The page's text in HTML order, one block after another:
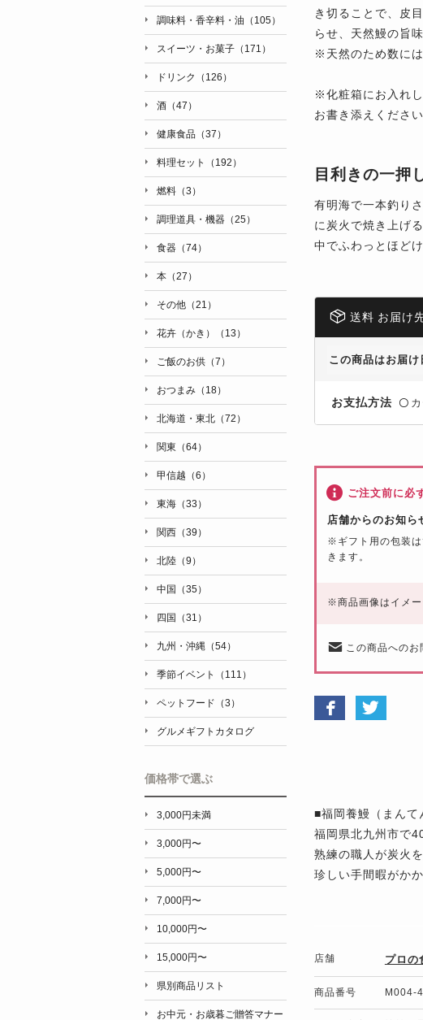
き切ることで、皮
らせ、天然鰻の旨
※天然のため数には
※化粧箱にお入れ
お書き添えください
目利きの一押
有明海で一本釣り
に炭火で焼き上げ
中でふわっとほど
送料 お届け
この商品はお届
お支払方法 〇
ご注文前に必
店舗からのお知ら
※ ギフト用の包装
きます。
※商品画像はイメー
この商品へのお
■福岡養鰻（まんて
福岡県北九州市で
熟練の職人が炭火
珍しい手間暇がか
店舗 プロの
商品番号 M004-
調味料・香辛料・油（105）
スイーツ・お菓子（171）
ドリンク（126）
酒（47）
健康食品（37）
料理セット（192）
燃料（3）
調理道具・機器（25）
食器（74）
本（27）
その他（21）
花卉（かき）（13）
ご飯のお供（7）
おつまみ（18）
北海道・東北（72）
関東（64）
甲信越（6）
東海（33）
関西（39）
北陸（9）
中国（35）
四国（31）
九州・沖縄（54）
季節イベント（111）
ペットフード（3）
グルメギフトカタログ
価格帯で選ぶ
3,000円未満
3,000円〜
5,000円〜
7,000円〜
10,000円〜
15,000円〜
県別商品リスト
お中元・お歳暮ご贈答マナー